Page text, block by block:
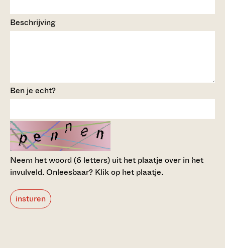
Beschrijving
Ben je echt?
Neem het woord (6 letters) uit het plaatje over in het
invulveld.Onleesbaar? Klik op het plaatje.
insturen